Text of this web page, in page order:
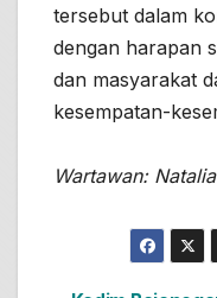
tersebut dalam
dengan harapan
dan masyarakat
kesempatan-
Wartawan: